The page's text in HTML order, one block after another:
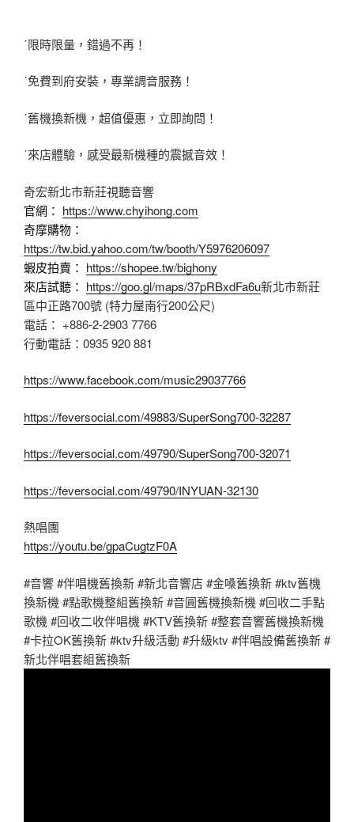
˙限時限量，錯過不再！
˙免費到府安裝，專業調音服務！
˙舊機換新機，超值優惠，立即詢問！
˙來店體驗，感受最新機種的震撼音效！
奇宏新北市新莊視聽音響
官網： https://www.chyihong.com
奇摩購物：
https://tw.bid.yahoo.com/tw/booth/Y5976206097
蝦皮拍賣： https://shopee.tw/bighony
來店試聽： https://goo.gl/maps/37pRBxdFa6u新北市新莊
區中正路700號 (特力屋南行200公尺)
電話： +886-2-2903 7766
行動電話：0935 920 881
https://www.facebook.com/music29037766
https://feversocial.com/49883/SuperSong700-32287
https://feversocial.com/49790/SuperSong700-32071
https://feversocial.com/49790/INYUAN-32130
熱唱團
https://youtu.be/gpaCugtzF0A
#音響 #伴唱機舊換新 #新北音響店 #金嗓舊換新 #ktv舊機
換新機 #點歌機整組舊換新 #音圓舊機換新機 #回收二手點
歌機 #回收二收伴唱機 #KTV舊換新 #整套音響舊機換新機
#卡拉OK舊換新 #ktv升級活動 #升級ktv #伴唱設備舊換新 #
新北伴唱套組舊換新